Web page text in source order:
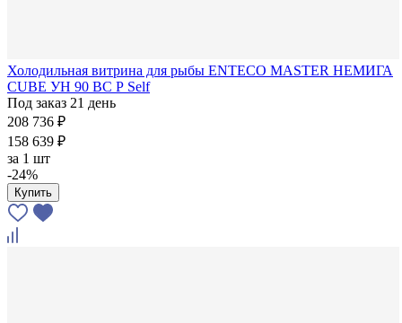
Холодильная витрина для рыбы ENTECO MASTER НЕМИГА
CUBE УН 90 ВС Р Self
Под заказ 21 день
208 736 ₽
158 639 ₽
за 1 шт
-24%
Купить